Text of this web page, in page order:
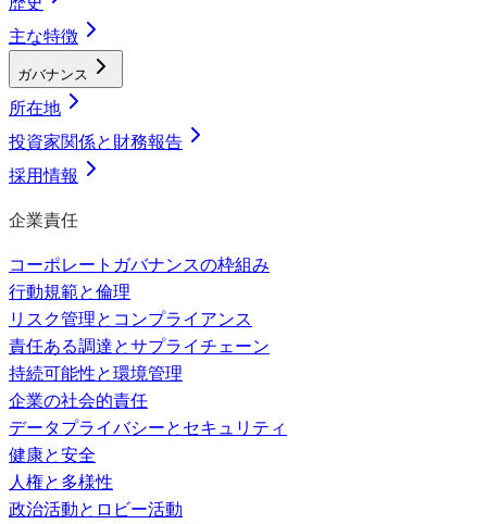
主な特徴
ガバナンス
所在地
投資家関係と財務報告
採用情報
企業責任
コーポレートガバナンスの枠組み
行動規範と倫理
リスク管理とコンプライアンス
責任ある調達とサプライチェーン
持続可能性と環境管理
企業の社会的責任
データプライバシーとセキュリティ
健康と安全
人権と多様性
政治活動とロビー活動